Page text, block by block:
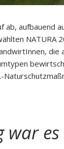
ab, aufbauend
NATURA
die
war es